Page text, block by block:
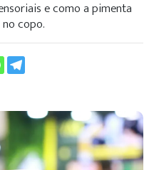
e como a pimenta
copo.